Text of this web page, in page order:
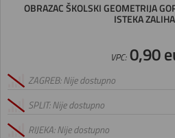
OBRAZAC ŠKOLSKI GEOMETRIJA
ISTEKA ZALIHA
VPC:0,90
ZAGREB: Nije dostupno
SPLIT: Nije dostupno
RIJEKA: Nije dostupno